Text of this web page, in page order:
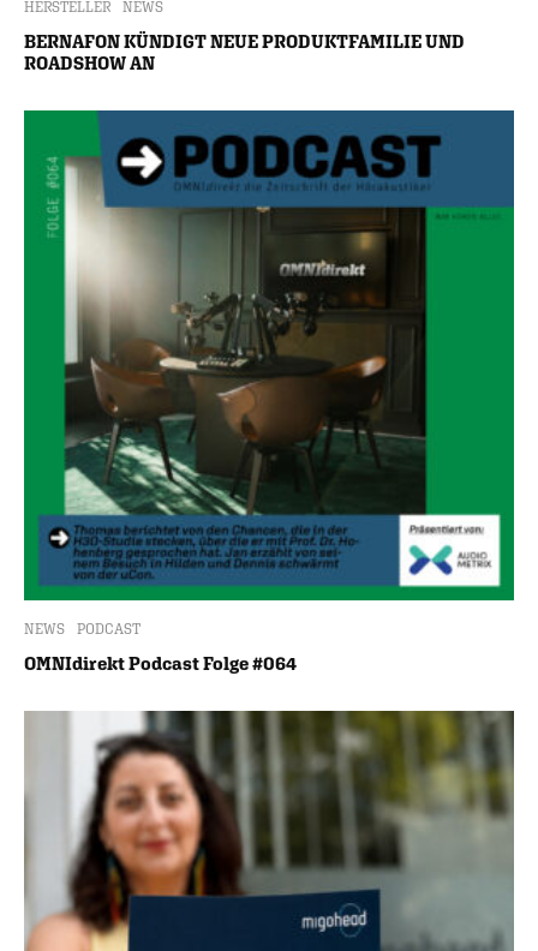
HERSTELLER NEWS
BERNAFON KÜNDIGT NEUE PRODUKTFAMILIE UND
ROADSHOW AN
NEWS PODCAST
OMNIdirekt Podcast Folge #064